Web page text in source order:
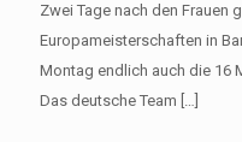
Zwei Tage nach den Frauen
Europameisterschaften in
Montag endlich auch die 16
Das deutsche Team […]